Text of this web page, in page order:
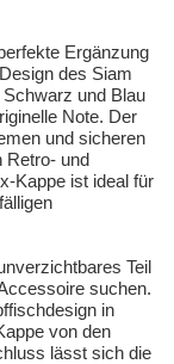
Ergänzung
des Siam
und Blau
Note. Der
und sicheren
Retro- und
Kappe ist ideal für
Teil
suchen.
in
von den
lässt sich die